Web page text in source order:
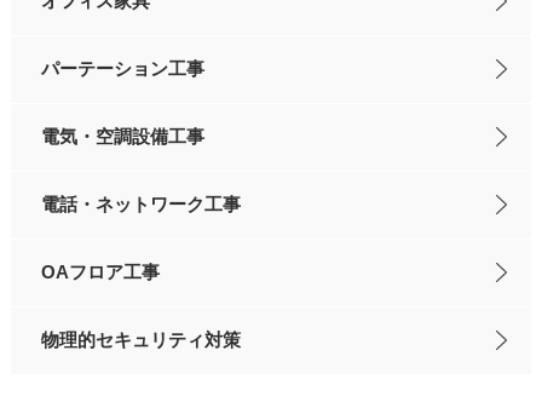
パーテーション工事
電気・空調設備工事
電話・ネットワーク工事
OAフロア工事
物理的セキュリティ対策